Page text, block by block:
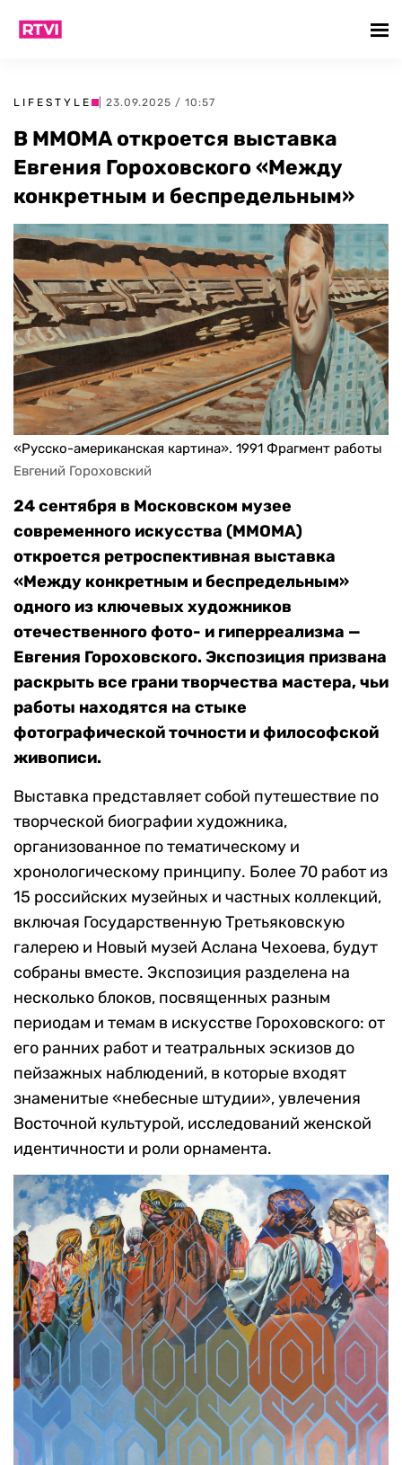
LIFESTYLE | 23.09.2025 / 10:57
В ММОМА откроется выставка
Евгения Гороховского «Между
конкретным и беспредельным»
«Русско-американская картина». 1991 Фрагмент работы
Евгений Гороховский
24 сентября в Московском музее
современного искусства (ММОМА)
откроется ретроспективная выставка
«Между конкретным и беспредельным»
одного из ключевых художников
отечественного фото- и гиперреализма —
Евгения Гороховского. Экспозиция призвана
раскрыть все грани творчества мастера, чьи
работы находятся на стыке
фотографической точности и философской
живописи.
Выставка представляет собой путешествие по
творческой биографии художника,
организованное по тематическому и
хронологическому принципу. Более 70 работ из
15 российских музейных и частных коллекций,
включая Государственную Третьяковскую
галерею и Новый музей Аслана Чехоева, будут
собраны вместе. Экспозиция разделена на
несколько блоков, посвященных разным
периодам и темам в искусстве Гороховского: от
его ранних работ и театральных эскизов до
пейзажных наблюдений, в которые входят
знаменитые «небесные штудии», увлечения
Восточной культурой, исследований женской
идентичности и роли орнамента.